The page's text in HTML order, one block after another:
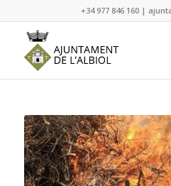
+34 977 846 160|